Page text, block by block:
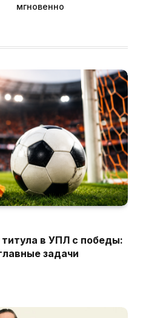
мгновенно
в УПЛ с победы:
задачи